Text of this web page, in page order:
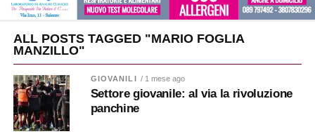
ALL POSTS TAGGED "MARIO FOGLIA
MANZILLO"
GIOVANILI / 1 mese ago
Settore giovanile: al via la rivoluzione
panchine